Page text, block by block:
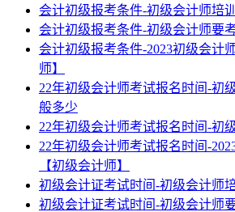
会计初级报考条件-初级会计师培
会计初级报考条件-初级会计师要
会计初级报考条件-2023初级会计
师】
22年初级会计师考试报名时间-初
般多少
22年初级会计师考试报名时间-初
22年初级会计师考试报名时间-
【初级会计师】
初级会计证考试时间-初级会计师
初级会计证考试时间-初级会计师